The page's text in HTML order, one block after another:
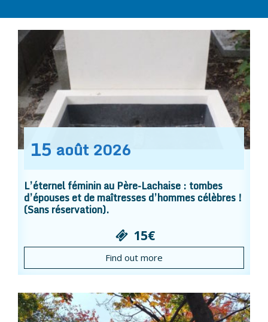
15 août 2026
L’éternel féminin au Père-Lachaise : tombes
d’épouses et de maîtresses d’hommes célèbres !
(Sans réservation).
15€
Find out more